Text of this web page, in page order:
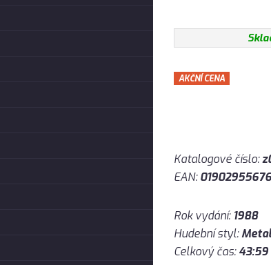
AKČNÍ CENA
Katalogové číslo:
EAN:
Rok vydání: 1988
Hudební styl:
Celkový čas:43:59